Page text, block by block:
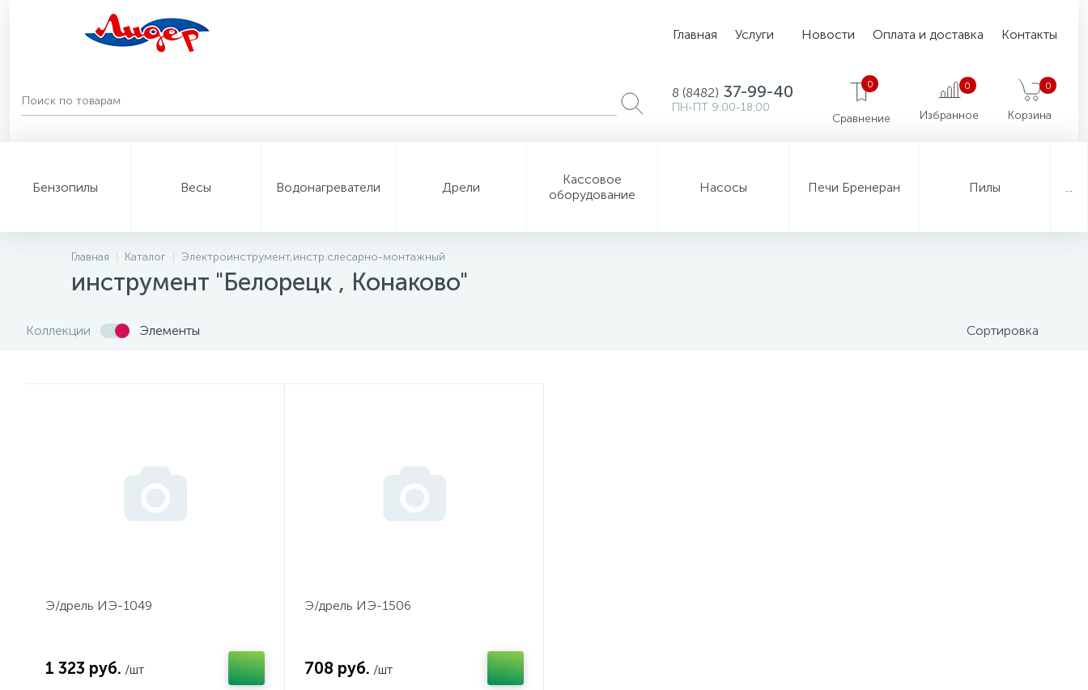
Главная Услуги Новости Оплата и доставка Контакты
8 (8482) 37-99-40
ПН-ПТ 9:00-18:00
0
Сравнение
0
Избранное
0
Корзина
Бензопилы Весы Водонагреватели Дрели
Кассовое
оборудование
Насосы Печи Бренеран Пилы
Главная Каталог Электроинструмент,инстр.слесарно-монтажный
инструмент "Белорецк , Конаково"
Коллекции Элементы Сортировка
Э/дрель ИЭ-1049
1 323 руб. /шт
Э/дрель ИЭ-1506
708 руб. /шт